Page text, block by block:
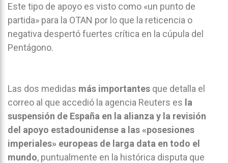
Este tipo de apoyo es visto como «un punto de
partida» para la OTAN por lo que la reticencia o
negativa despertó fuertes crítica en la cúpula del
Pentágono.
Las dos medidas más importantes que detalla el
correo al que accedió la agencia Reuters es la
suspensión de España en la alianza y la revisión
del apoyo estadounidense a las «posesiones
imperiales» europeas de larga data en todo el
mundo, puntualmente en la histórica disputa que